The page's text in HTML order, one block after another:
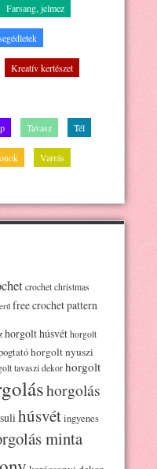
Farsang, jelmez
Kreatív kertészet
Tavasz Tél
Varrás
crochet christmas
free crochet pattern
horgolt húsvét horgolt
horgolt nyuszi
tavaszi dekorhorgolt
horgolás
húsvétingyenes
minta